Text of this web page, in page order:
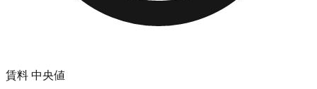
賃料 中央値